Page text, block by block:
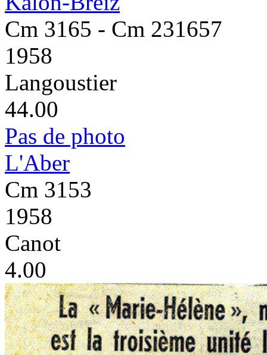
Cm 3165 - Cm 231657
1958
Langoustier
44.00
Pas de photo
L'Aber
Cm 3153
1958
Canot
4.00